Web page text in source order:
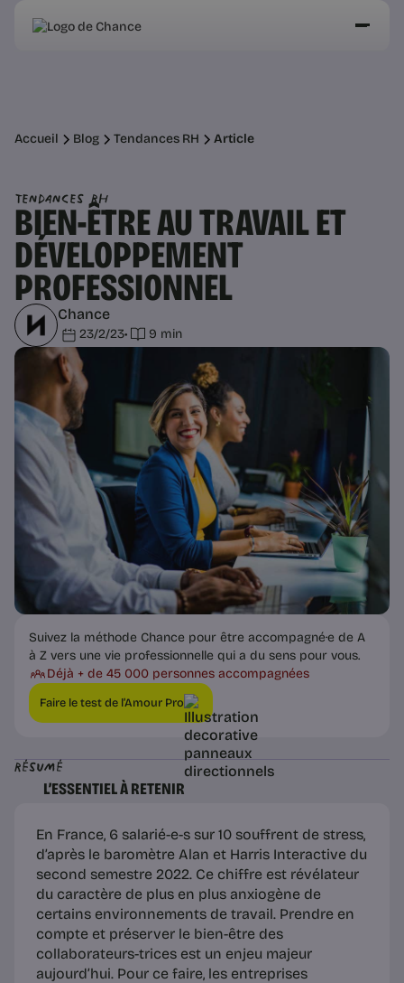
Accueil Blog Tendances RH Article
Tendances RH
BIEN-ÊTRE AU TRAVAIL ET
DÉVELOPPEMENT
PROFESSIONNEL
Chance
23/2/23• 9 min
Suivez la méthode Chance pour être accompagné·e de A
à Z vers une vie professionnelle qui a du sens pour vous.
Déjà + de 45 000 personnes accompagnées
Faire le test de l’Amour Pro
Résumé
L’ESSENTIEL À RETENIR
En France, 6 salarié-e-s sur 10 souffrent de stress,
d’après le baromètre Alan et Harris Interactive du
second semestre 2022. Ce chiffre est révélateur
du caractère de plus en plus anxiogène de
certains environnements de travail. Prendre en
compte et préserver le bien-être des
collaborateurs-trices est un enjeu majeur
aujourd’hui. Pour ce faire, les entreprises